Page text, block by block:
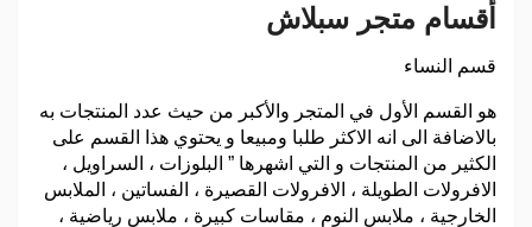
أقسام متجر سبلاش
قسم النساء
هو القسم الأول في المتجر والأكبر من حيث عدد المنتجات به
بالاضافة الى انه الاكثر طلبا ومبيعا و يحتوي هذا القسم على
الكثير من المنتجات و التي اشهرها ” البلوزات ، السراويل ،
الافرولات الطويلة ، الافرولات القصيرة ، الفساتين ، الملابس
الخارجية ، ملابس النوم ، مقاسات كبيرة ، ملابس رياضية ،